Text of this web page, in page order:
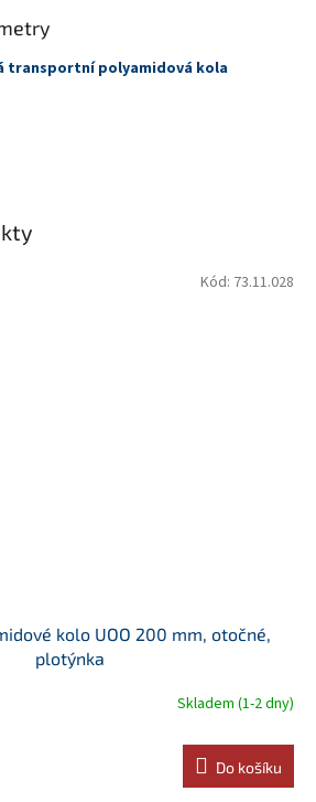
kolo UOO 200 mm, otočné,
plotýnka
Skladem (1-2 dny)
Do košíku
Kód: 73.11.028
transportní polyamidová kola